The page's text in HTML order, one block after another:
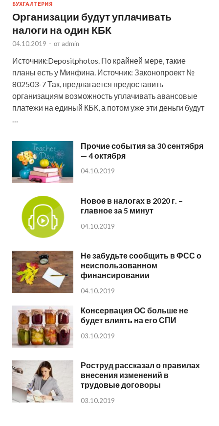
БУХГАЛТЕРИЯ
Организации будут уплачивать
налоги на один КБК
04.10.2019 - от admin
Источник:Depositphotos. По крайней мере, такие
планы есть у Минфина. Источник: Законопроект №
802503-7 Так, предлагается предоставить
организациям возможность уплачивать авансовые
платежи на единый КБК, а потом уже эти деньги будут
Прочие события за 30 сентября
— 4 октября
04.10.2019
Новое в налогах в 2020 г. –
главное за 5 минут
04.10.2019
Не забудьте сообщить в ФСС о
неиспользованном
финансировании
04.10.2019
Консервация ОС больше не
будет влиять на его СПИ
03.10.2019
Роструд рассказал о правилах
внесения изменений в
трудовые договоры
03.10.2019